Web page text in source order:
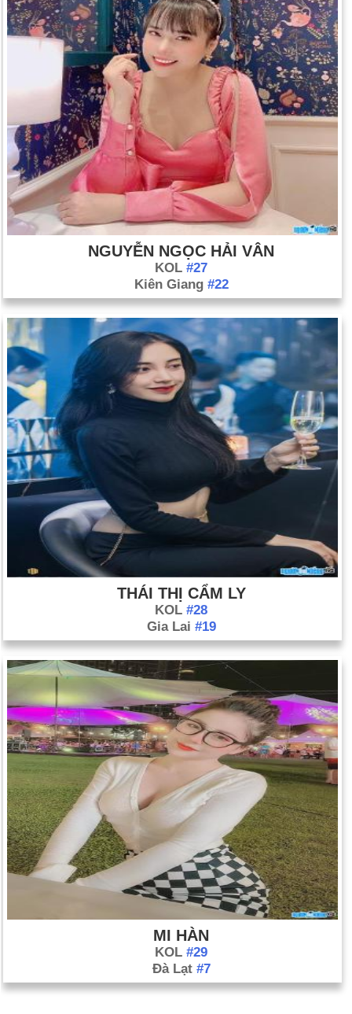
NGUYỄN NGỌC HẢI VÂN
KOL #27
Kiên Giang #22
THÁI THỊ CẨM LY
KOL #28
Gia Lai #19
MI HÀN
KOL #29
Đà Lạt #7